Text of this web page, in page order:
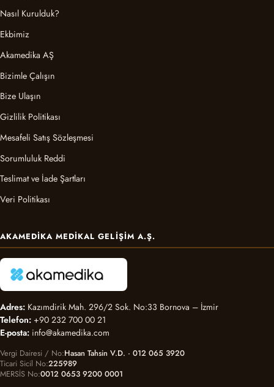
Nasıl Kurulduk?
Ekbimiz
Akamedika AŞ
Bizimle Çalışın
Bize Ulaşın
Gizlilik Politikası
Mesafeli Satış Sözleşmesi
Sorumluluk Reddi
Teslimat ve İade Şartları
Veri Politikası
AKAMEDIKA MEDIKAL GELIŞIM A.Ş.
Adres: Kazımdirik Mah. 296/2 Sok. No:33 Bornova – İzmir
Telefon: +90 232 700 00 21
E-posta: info@akamedika.com
Vergi Dairesi / No Hasan Tahsin V.D. · 012 065 3920
Ticari Sicil No 225989
MERSİS No 0012 0653 9200 0001